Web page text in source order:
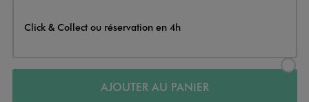
Click & Collect ou réservation en 4h
AJOUTER AU PANIER